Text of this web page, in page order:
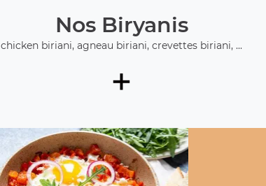
Nos Biryanis
chicken biriani, agneau biriani, crevettes biriani, ...
+